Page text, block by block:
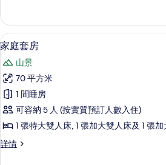
張
加
大
雙
人
床
的
相
片
2
張
加
大
雙
人
床
詳
情
載
入
所
有
家
庭
套
房
家庭套
7
家庭套房
山景
70 平方米
1 間睡房
可容納 5 人 (按實質預訂人數入住)
1 張特大雙人床, 1 張加大雙人床及 1 張
詳情
家